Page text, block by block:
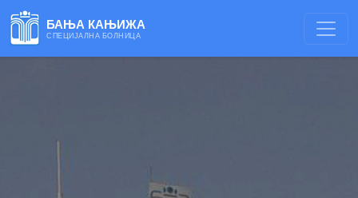
БАЊА КАЊИЖА
СПЕЦИЈАЛНА БОЛНИЦА